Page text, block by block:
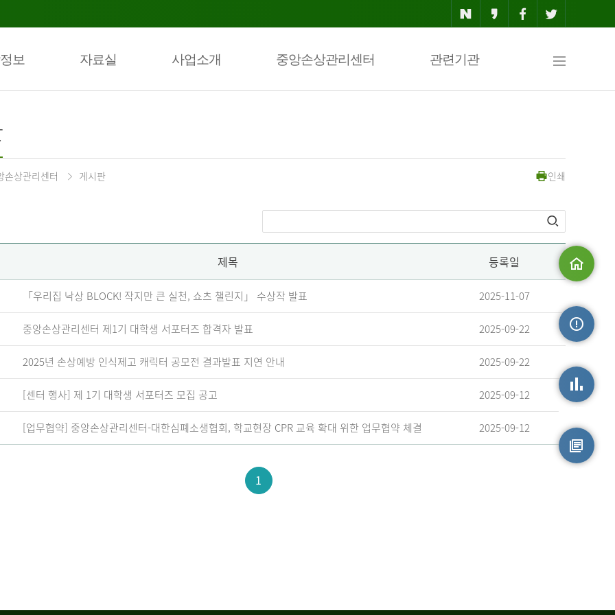
보 자료실 사업소개 중앙손상관리센터 관련기관
맵
손상관리센터 게시판 인쇄
제목 등록일
「우리집 낙상 BLOCK! 작지만 큰 실천, 쇼츠 챌린지」 수상작 발표 2025-11-07
중앙손상관리센터 제1기 대학생 서포터즈 합격자 발표 2025-09-22
2025년 손상예방 인식제고 캐릭터 공모전 결과발표 지연 안내 2025-09-22
[센터 행사] 제 1기 대학생 서포터즈 모집 공고 2025-09-12
[업무협약] 중앙손상관리센터-대한심폐소생협회, 학교현장 CPR 교육 확대 위한 업무협약 체결 2025-09-12
1